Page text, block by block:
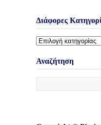
Διάφορες
Διάφορες
Άρθρων
Αναζήτηση